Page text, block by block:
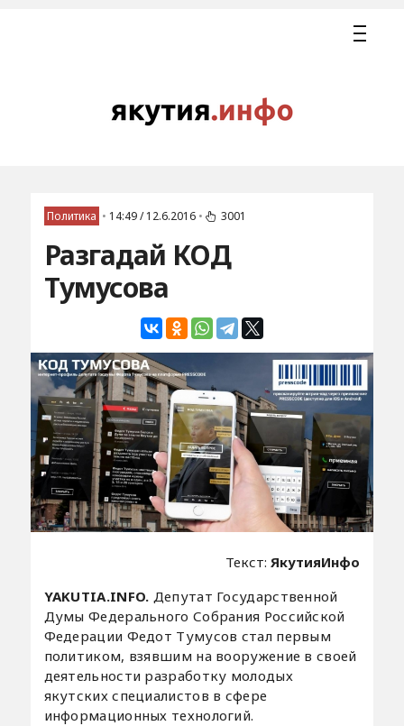
Политика • 14:49 / 12.6.2016 • 3001
Разгадай КОД
Тумусова
Текст:ЯкутияИнфо
YAKUTIA.INFO. Депутат Государственной
Думы Федерального Собрания Российской
Федерации Федот Тумусов стал первым
политиком, взявшим на вооружение в своей
деятельности разработку молодых
якутских специалистов в сфере
информационных технологий.